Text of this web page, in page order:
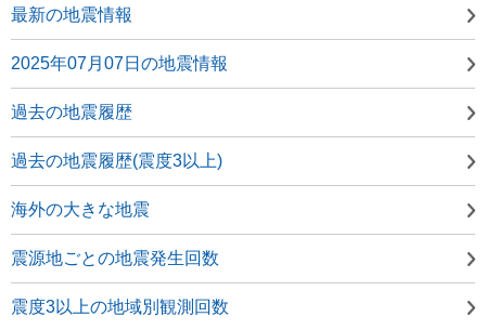
最新の地震情報
2025年07月07日の地震情報
過去の地震履歴
過去の地震履歴(震度3以上)
海外の大きな地震
震源地ごとの地震発生回数
震度3以上の地域別観測回数